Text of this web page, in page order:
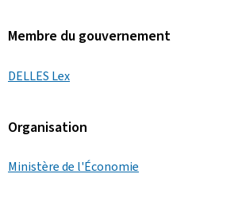
Membre du gouvernement
DELLES Lex
Organisation
Ministère de l'Économie